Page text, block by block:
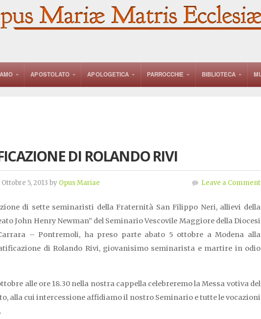
APOSTOLATO APOLOGETICA PARROCCHIE BIBLIOTECA
DI ROLANDO RIVI
5, 2013 by Opus Mariae Leave a Comment
di sette seminaristi della Fraternità San Filippo Neri, allievi della
John Henry Newman” del Seminario Vescovile Maggiore della Diocesi
– Pontremoli, ha preso parte abato 5 ottobre a Modena alla
di Rolando Rivi, giovanisimo seminarista e martire in odio
alle ore 18.30 nella nostra cappella celebreremo la Messa votiva del
alla cui intercessione affidiamo il nostro Seminario e tutte le vocazioni